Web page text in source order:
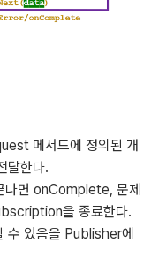
메서드에 정의된 개
달한다.
나면 onComplete, 문제
을 종료한다.
수 있음을 Publisher에